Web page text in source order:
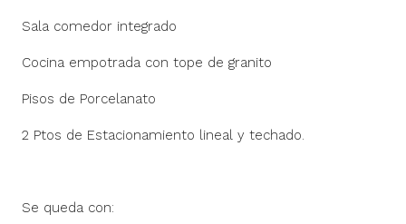
Sala comedor integrado
Cocina empotrada con tope de granito
Pisos de Porcelanato
2 Ptos de Estacionamiento lineal y techado.
Se queda con: